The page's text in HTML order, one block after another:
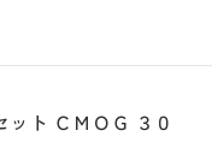
ット ＣＭＯＧ ３０